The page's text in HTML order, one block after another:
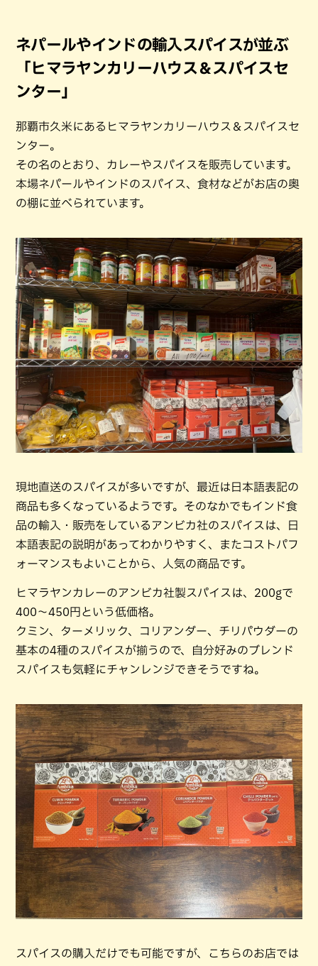
ネパールやインドの輸入スパイスが並ぶ
「ヒマラヤンカリーハウス＆スパイスセ
ンター」
那覇市久米にあるヒマラヤンカリーハウス＆スパイスセ
ンター。
その名のとおり、カレーやスパイスを販売しています。
本場ネパールやインドのスパイス、食材などがお店の奥
の棚に並べられています。
現地直送のスパイスが多いですが、最近は日本語表記の
商品も多くなっているようです。そのなかでもインド食
品の輸入・販売をしているアンビカ社のスパイスは、日
本語表記の説明があってわかりやすく、またコストパフ
ォーマンスもよいことから、人気の商品です。
ヒマラヤンカレーのアンビカ社製スパイスは、200gで
400～450円という低価格。
クミン、ターメリック、コリアンダー、チリパウダーの
基本の4種のスパイスが揃うので、自分好みのブレンド
スパイスも気軽にチャンレンジできそうですね。
スパイスの購入だけでも可能ですが、こちらのお店では